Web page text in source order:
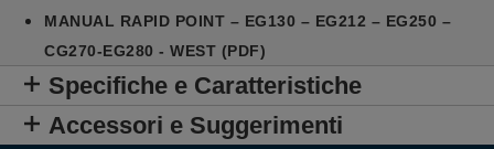
MANUAL RAPID POINT – EG130 – EG212 – EG250 –
CG270-EG280 - WEST (PDF)
Specifiche e Caratteristiche
Accessori e Suggerimenti